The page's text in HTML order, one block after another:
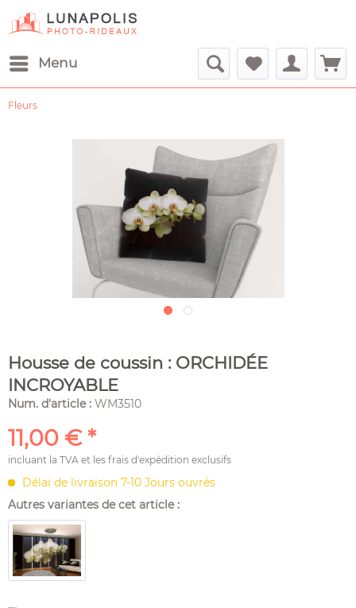
Menu
Fleurs
Housse de coussin : ORCHIDÉE
INCROYABLE
Num. d'article : WM3510
11,00 € *
incluant la TVA et les frais d'expédition exclusifs
Délai de livraison 7-10 Jours ouvrés
Autres variantes de cet article :